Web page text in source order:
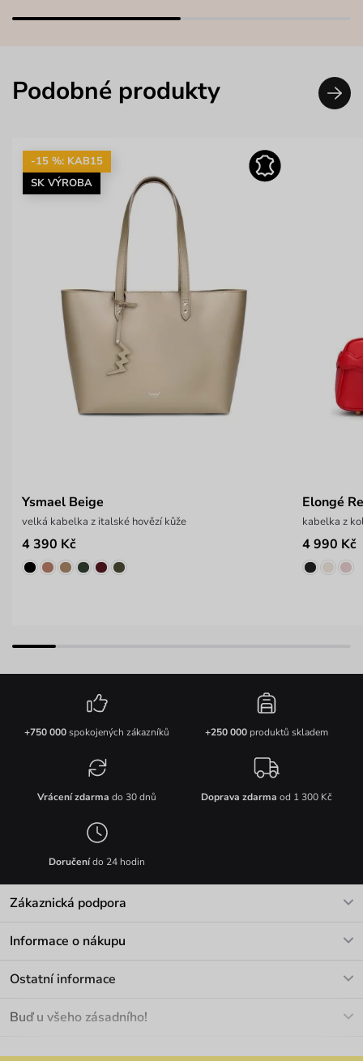
Podobné produkty
-15 %: KAB15
SK VÝROBA
Ysmael Beige
velká kabelka z italské hovězí kůže
4 390 Kč
Elongé
kabelka z
4 990 Kč
+750 000spokojených zákazníků +250 000produktů skladem
Vrácení zdarma do 30 dnů Doprava zdarma od 1 300 Kč
Doručenído 24 hodin
Zákaznická podpora
Informace o nákupu
Materiály a údržba
Ostatní informace
Velkoobchod
Buď u všeho zásadního!